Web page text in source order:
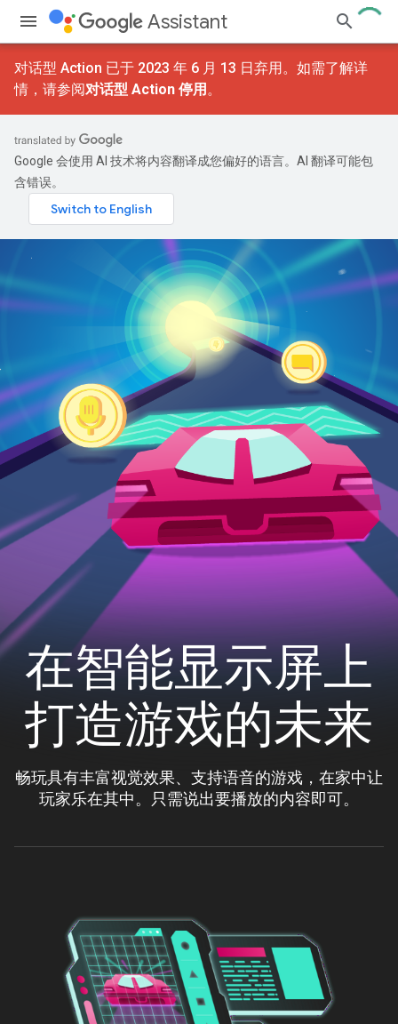
Assistant
对话型 Action 已于 2023 年 6 月 13 日弃用。如需了解详
情，请参阅对话型 Action 停用 。
Google 会使用 AI 技术将内容翻译成您偏好的语言。AI 翻译可能包
含错误。
在智能显示屏上
打造游戏的未来
畅玩具有丰富视觉效果、支持语音的游戏，在家中让
玩家乐在其中。只需说出要播放的内容即可。